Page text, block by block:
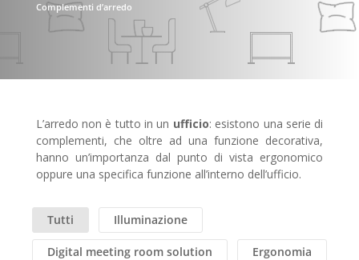
Complementi d’arredo
L’arredo non è tutto in un ufficio: esistono una serie di
complementi, che oltre ad una funzione decorativa,
hanno un’importanza dal punto di vista ergonomico
oppure una specifica funzione all’interno dell’ufficio.
Tutti Illuminazione
Digital meeting room solution Ergonomia